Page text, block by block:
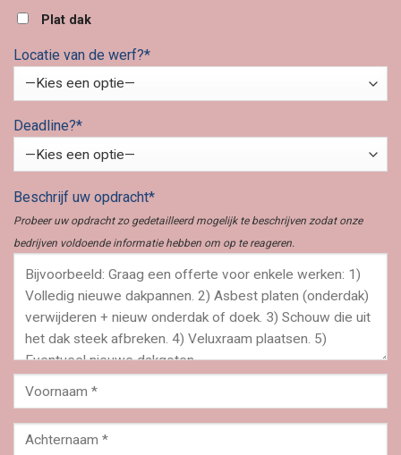
Plat dak
Locatie van de werf?*
Deadline?*
Beschrijf uw opdracht*
Probeer uw opdracht zo gedetailleerd mogelijk te beschrijven zodat onze
bedrijven voldoende informatie hebben om op te reageren.